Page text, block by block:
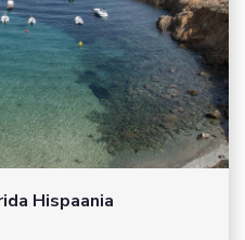
Hispaania